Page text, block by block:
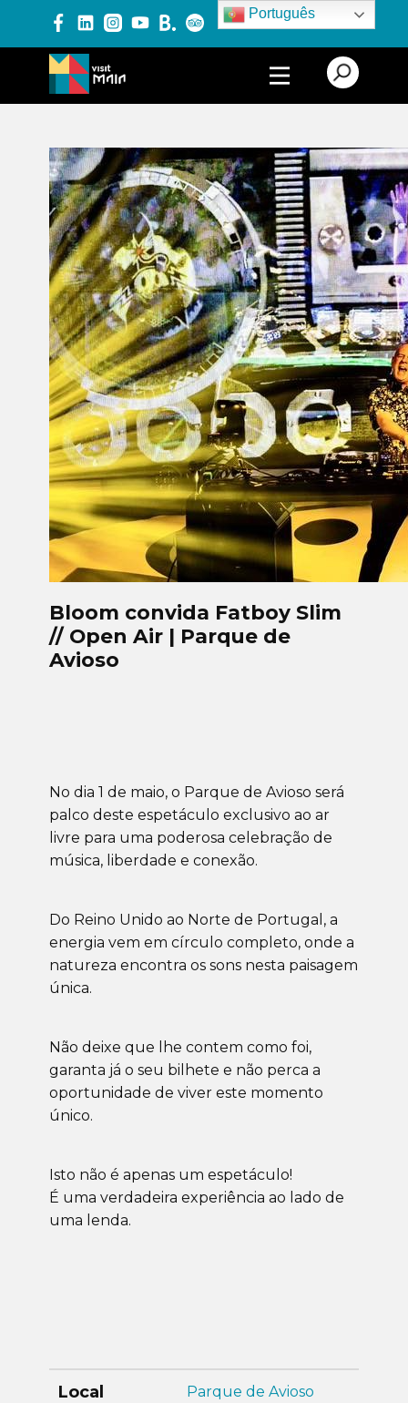
Português
PRODUTOS E SERVIÇOS
EXPERIÊNCIAS
EVENTOS
BLOG
Bloom convida Fatboy Slim
// Open Air | Parque de
Avioso
No dia 1 de maio, o Parque de Avioso será
palco deste espetáculo exclusivo ao ar
livre para uma poderosa celebração de
música, liberdade e conexão.
Do Reino Unido ao Norte de Portugal, a
energia vem em círculo completo, onde a
natureza encontra os sons nesta paisagem
única.
Não deixe que lhe contem como foi,
garanta já o seu bilhete e não perca a
oportunidade de viver este momento
único.
Isto não é apenas um espetáculo!
É uma verdadeira experiência ao lado de
uma lenda.
Local Parque de Avioso